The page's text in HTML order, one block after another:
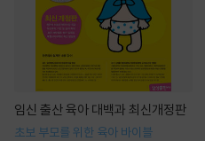
임신 출산 육아 대백과 최신개정판
초보 부모를 위한 육아 바이블